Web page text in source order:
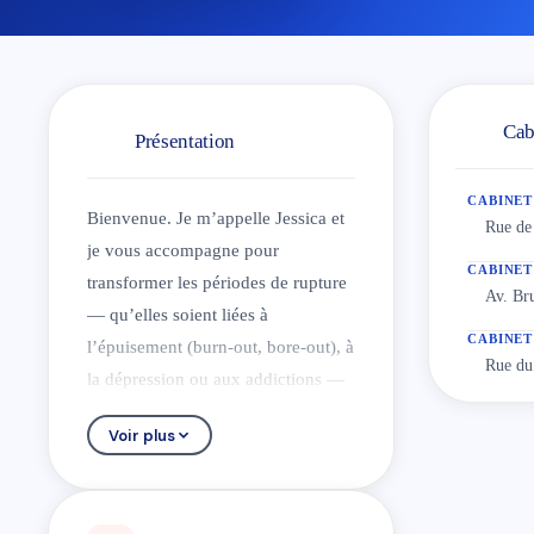
Présentation
Bienvenue. Je m’appelle Jessica et
je vous accompagne pour
transformer les périodes de rupture
— qu’elles soient liées à
l’épuisement (burn-out, bore-out), à
la dépression ou aux addictions —
en un nouveau point de départ.
En tant que Thérapeute certifiée de
Voir plus
Rue
Av.
Rue